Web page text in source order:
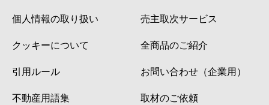
個人情報の取り扱い
クッキーについて
引用ルール
不動産用語集
売主取次サービス
全商品のご紹介
お問い合わせ（企業用）
取材のご依頼